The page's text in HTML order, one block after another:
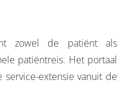
zowel de patiënt als
patiëntreis. Het portaal
extensie vanuit de